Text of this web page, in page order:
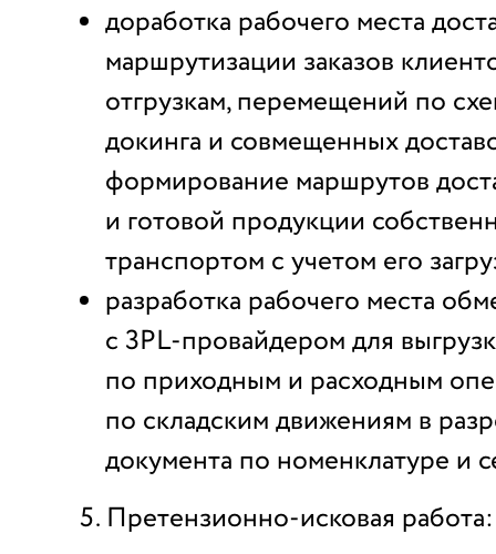
доработка рабочего места
маршрутизации заказов
отгрузкам, перемещений по
докинга и совмещенных
формирование маршрутов
и готовой продукции
транспортом с учетом его
разработка рабочего места
с 3PL-провайдером для
по приходным и расходным
по складским движениям в
документа по номенклатуре и
Претензионно-исковая работа: